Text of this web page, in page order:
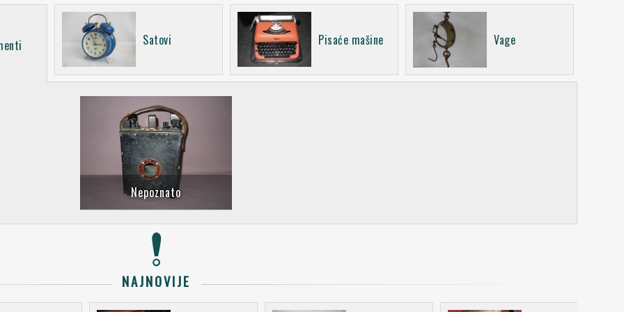
Satovi Pisaće mašine Vage
Nepoznato
NAJNOVIJE